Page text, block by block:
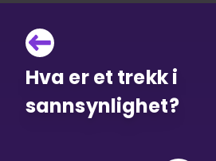
Hva er et trekk i
sannsynlighet?